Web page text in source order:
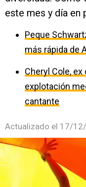
este mes y día en
Peque
más rápida de
Cheryl Cole, ex
explotación
cantante
Actualizado el 17/